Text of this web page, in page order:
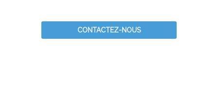
CONTACTEZ-NOUS